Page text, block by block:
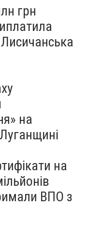
грн
на
на
ВПО з